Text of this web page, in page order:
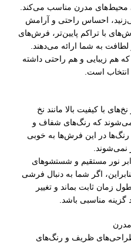
محیط‌های مدرن مناسب می‌کند.
احساس راحتی و آرامش
با تراکم پایین‌تر، فرش‌های
لطافت به شما ارائه می‌دهند.
هم زیبایی و هم راحتی داشته
از نخ‌های با کیفیت بالا مانند نخ
می‌شوند که رنگ‌های شفاف و
رنگ‌ها در این فرش‌ها به خوبی
نمی‌شوند.
نور مستقیم و شستشوهای
اگر شما به دنبال فرشی
زمان ثابت بماند و تغییر
به دلیل طراحی‌های ظریف و رنگ‌های